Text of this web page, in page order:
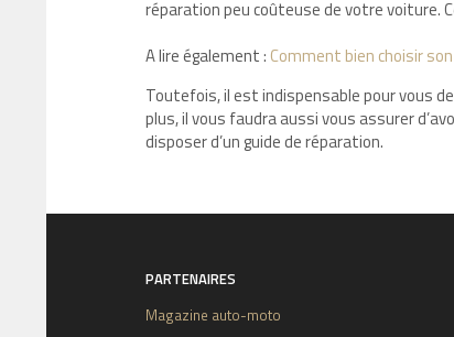
réparation peu coûteuse de votre voiture.
A lire également : Comment bien choisir
Toutefois, il est indispensable pour vous
plus, il vous faudra aussi vous assurer
disposer d’un guide de réparation.
PARTENAIRES
Magazine auto-moto